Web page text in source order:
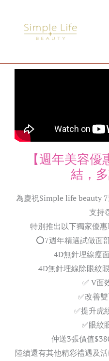
content
【週年美容
結，
為慶祝Simple life beauty
支持
特別推出以下獨家優惠
⭕7週年精選試做面
4D無針埋線瘦
4D無針埋線除眼紋
✅ V面
✅改善
✅提升虎
✅眼紋
仲送3張價值
陸續還有其他精彩禮遇及